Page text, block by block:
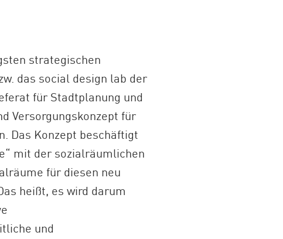
strategischen
das social design lab der
für Stadtplanung und
Versorgungskonzept für
Das Konzept beschäftigt
mit der sozialräumlichen
für diesen neu
heißt, es wird darum
und